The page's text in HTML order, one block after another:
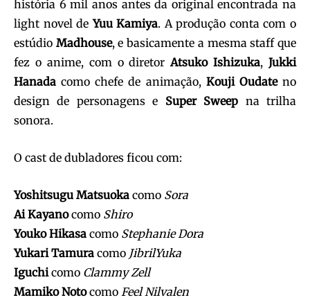
história 6 mil anos antes da original encontrada na
light novel deYuu Kamiya. A produção conta com o
estúdio Madhouse, e basicamente a mesma staff que
fez o anime, com o diretorAtsuko Ishizuka, Jukki
Hanada como chefe de animação, Kouji Oudateno
design de personagens e Super Sweep na trilha
sonora.
O cast de dubladores ficou com:
Yoshitsugu Matsuoka como Sora
Ai Kayanocomo Shiro
Youko Hikasa como Stephanie Dora
Yukari Tamura como JibrilYuka
Iguchicomo Clammy Zell
Mamiko Notocomo Feel Nilvalen